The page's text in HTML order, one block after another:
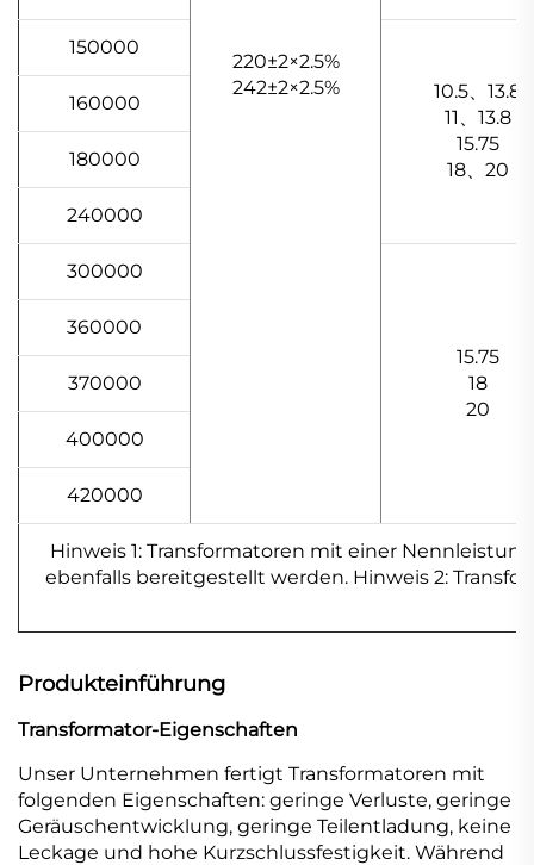
220±2×2.5%
242±2×2.5%
150000
10.5、13.8
11、13.8
15.75
18、20
160000
180000
240000
300000
15.75
18
20
360000
370000
400000
420000
Hinweis 1: Transformatoren mit einer
ebenfalls bereitgestellt werden. Hinweis 2:
Produkteinführung
Transformator-Eigenschaften
Unser Unternehmen fertigt Transformatoren mit
folgenden Eigenschaften: geringe Verluste, geringe
Geräuschentwicklung, geringe Teilentladung, keine
Leckage und hohe Kurzschlussfestigkeit. Während